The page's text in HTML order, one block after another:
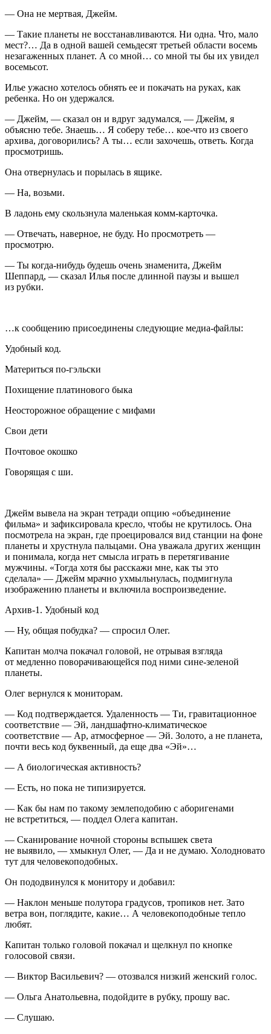
— Она не мертвая, Джейм.
— Такие планеты не восстанавливаются. Ни одна. Что, мало
мест?… Да в одной вашей семьдесят третьей области восемь
незагаженных планет. А со мной… со мной ты бы их увидел
восемьсот.
Илье ужасно хотелось обнять ее и покачать на руках, как
ребенка. Но он удержался.
— Джейм, — сказал он и вдруг задумался, — Джейм, я
объясню тебе. Знаешь… Я соберу тебе… кое-что из своего
архива, договорились? А ты… если захочешь, ответь. Когда
просмотришь.
Она отвернулась и порылась в ящике.
— На, возьми.
В ладонь ему скользнула маленькая комм-карточка.
— Отвечать, наверное, не буду. Но просмотреть —
просмотрю.
— Ты когда-нибудь будешь очень знаменита, Джейм
Шеппард, — сказал Илья после длинной паузы и вышел
из рубки.
…к сообщению присоединены следующие медиа-файлы:
Удобный код.
Материться по-гэльски
Похищение платинового быка
Неосторожное обращение с мифами
Свои дети
Почтовое окошко
Говорящая с ши.
Джейм вывела на экран тетради опцию «объединение
фильма» и зафиксировала кресло, чтобы не крутилось. Она
посмотрела на экран, где проецировался вид станции на фоне
планеты и хрустнула пальцами. Она уважала других женщин
и понимала, когда нет смысла играть в перетягивание
мужчины. «Тогда хотя бы расскажи мне, как ты это
сделала» — Джейм мрачно ухмыльнулась, подмигнула
изображению планеты и включила воспроизведение.
Архив-1. Удобный код
— Ну, общая побудка? — спросил Олег.
Капитан молча покачал головой, не отрывая взгляда
от медленно поворачивающейся под ними сине-зеленой
планеты.
Олег вернулся к мониторам.
— Код подтверждается. Удаленность — Ти, гравитационное
соответствие — Эй, ландшафтно-климатическое
соответствие — Ар, атмосферное — Эй. Золото, а не планета,
почти весь код буквенный, да еще два «Эй»…
— А биологическая активность?
— Есть, но пока не типизируется.
— Как бы нам по такому землеподобию с аборигенами
не встретиться, — поддел Олега капитан.
— Сканирование ночной стороны вспышек света
не выявило, — хмыкнул Олег, — Да и не думаю. Холодновато
тут для человекоподобных.
Он пододвинулся к монитору и добавил:
— Наклон меньше полутора градусов, тропиков нет. Зато
ветра вон, поглядите, какие… А человекоподобные тепло
любят.
Капитан только головой покачал и щелкнул по кнопке
голосовой связи.
— Виктор Васильевич? — отозвался низкий женский голос.
— Ольга Анатольевна, подойдите в рубку, прошу вас.
— Слушаю.